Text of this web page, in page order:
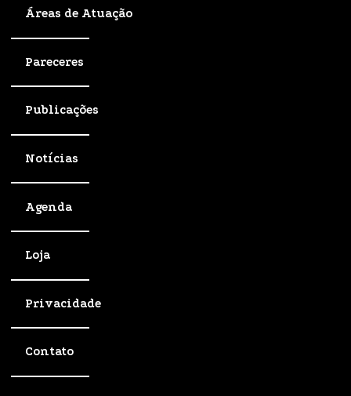
Áreas de Atuação
Pareceres
Publicações
Notícias
Agenda
Loja
Privacidade
Contato